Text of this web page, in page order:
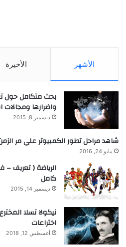
الأشهر الأخيرة
بحث متكامل حول
واضرارها ومجالات
ديسمبر 8, 2015
شاهد مراحل تطور الكمبيوتر علي مر
مايو 24, 2016
الرياضة ( تعريف –
كامل
ديسمبر 14, 2015
اختراعات
أغسطس 12, 2018